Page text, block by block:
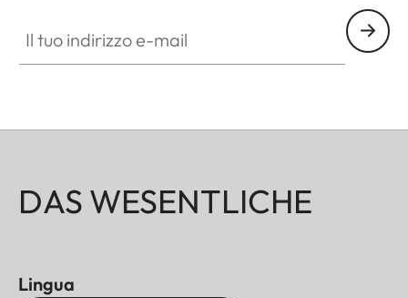
DAS WESENTLICHE
Lingua